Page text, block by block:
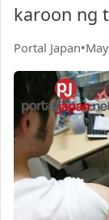
karoon ng
Portal Japan•